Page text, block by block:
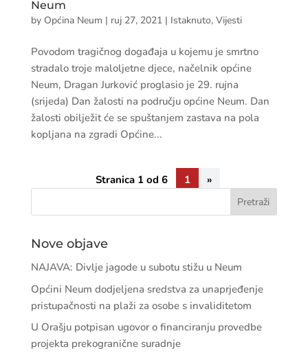
Neum
by Općina Neum | ruj 27, 2021| Istaknuto, Vijesti
Povodom tragičnog događaja u kojemu je smrtno
stradalo troje maloljetne djece, načelnik općine
Neum, Dragan Jurković proglasio je 29. rujna
(srijeda) Dan žalosti na području općine Neum. Dan
žalosti obilježit će se spuštanjem zastava na pola
kopljana na zgradi Općine...
Stranica 1 od 6 1 »
Nove objave
NAJAVA: Divlje jagode u subotu stižu u Neum
Općini Neum dodjeljena sredstva za unaprjeđenje
pristupačnosti na plaži za osobe s invaliditetom
U Orašju potpisan ugovor o financiranju provedbe
projekta prekogranične suradnje